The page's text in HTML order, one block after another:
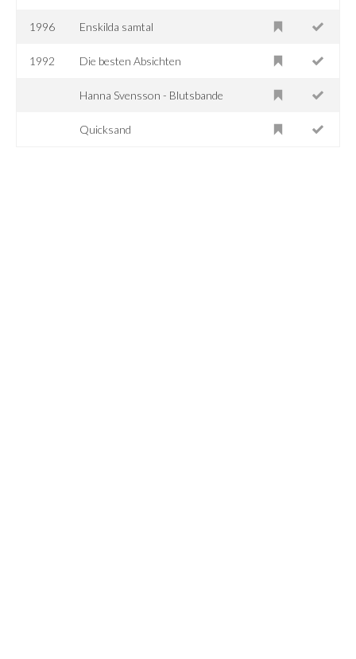
1996 Enskilda samtal
1992 Die besten Absichten
Hanna Svensson - Blutsbande
Quicksand